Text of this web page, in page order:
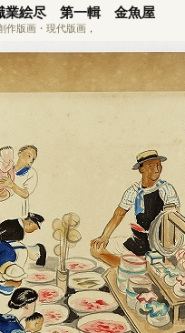
業絵尽 第一輯 金魚屋
作版画・現代版画 ，